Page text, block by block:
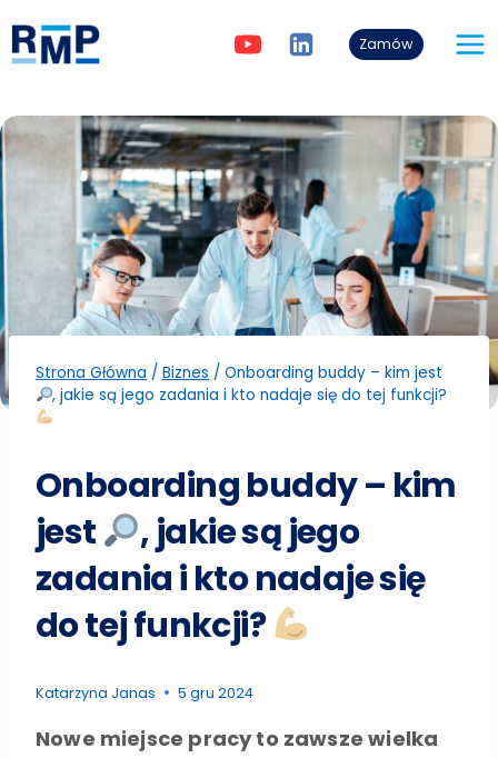
do
treści
Zamów
Strona Główna / Biznes / Onboarding buddy – kim jest
, jakie są jego zadania i kto nadaje się do tej funkcji?
Onboarding buddy – kim
jest
, jakie są jego
zadania i kto nadaje się
do tej funkcji?
Katarzyna Janas 5 gru 2024
Nowe miejsce pracy to zawsze wielka